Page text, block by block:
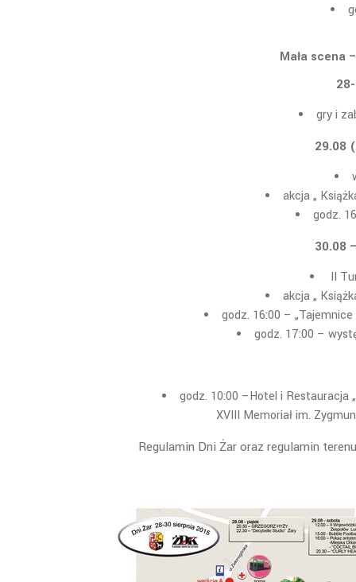
Mała scena
gry i
29.08
akcja „
godz.
30.08
II
akcja „
godz. 16:00 –
godz. 17:00 –
godz. 10:00 –Hotel i Restauracja
XVIII Memoriał im.
Regulamin Dni Żar oraz regulamin